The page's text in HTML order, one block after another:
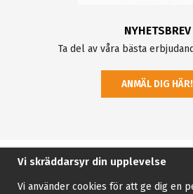
NYHETSBREV
Ta del av våra bästa
ANMÄL DIG HÄR!
Vi skräddarsyr din upplevelse
Vi använder cookies för att ge dig en